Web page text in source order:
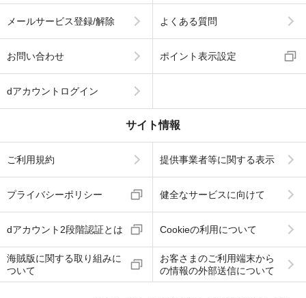
メールサービス登録/解除 よくある質問
お問い合わせ ポイント表示設定
dアカウントログイン
サイト情報
ご利用規約 提供事業者等に関する表示
プライバシーポリシー 健全なサービスに向けて
dアカウント2段階認証とは Cookieの利用について
海賊版に関する取り組みに
ついて
お客さまのご利用端末から
の情報の外部送信について